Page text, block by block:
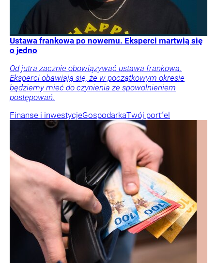
Ustawa frankowa po nowemu. Eksperci martwią się
o jedno
Od jutra zacznie obowiązywać ustawa frankowa.
Eksperci obawiają się, że w początkowym okresie
będziemy mieć do czynienia ze spowolnieniem
postępowań.
Finanse i inwestycjeGospodarkaTwój portfel